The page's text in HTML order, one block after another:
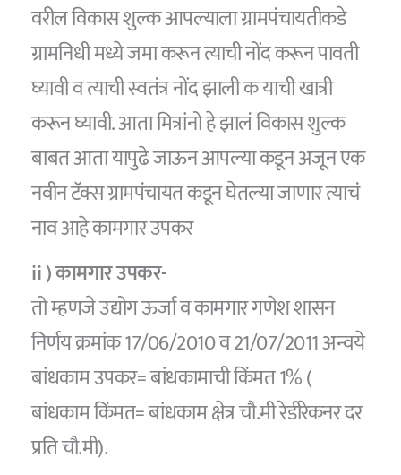
वरील विकास शुल्क आपल्याला ग्रामपंचायतीकडे
ग्रामनिधी मध्ये जमा करून त्याची नोंद करून पावती
घ्यावी व त्याची स्वतंत्र नोंद झाली क याची खात्री
करून घ्यावी. आता मित्रांनो हे झालं विकास शुल्क
बाबत आता यापुढे जाऊन आपल्या कडून अजून एक
नवीन टॅक्स ग्रामपंचायत कडून घेतल्या जाणार त्याचं
नाव आहे कामगार उपकर
ii ) कामगार उपकर-
तो म्हणजे उद्योग ऊर्जा व कामगार गणेश शासन
निर्णय क्रमांक 17/06/2010 व 21/07/2011 अन्वये
बांधकाम उपकर= बांधकामाची किंमत 1% (
बांधकाम किंमत= बांधकाम क्षेत्र चौ.मी रेडीरेकनर दर
प्रति चौ.मी).